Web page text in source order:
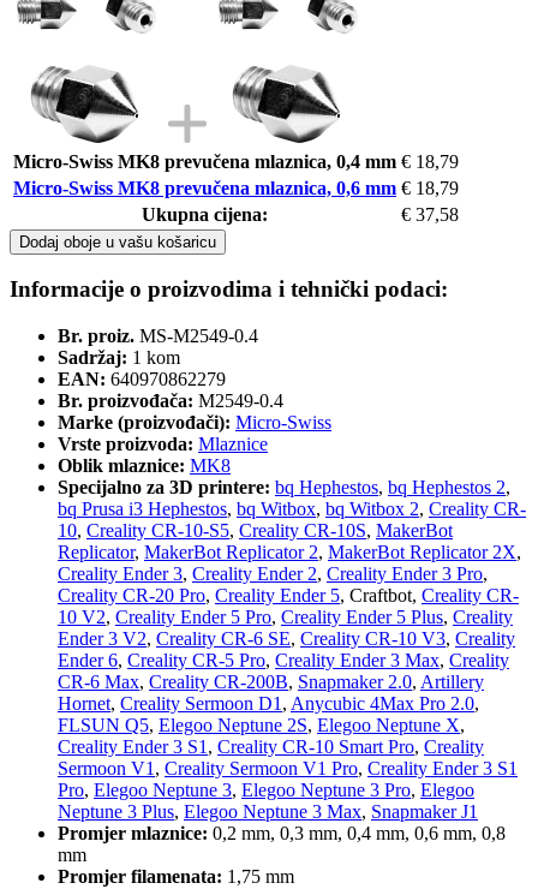
Micro-Swiss MK8 prevučena mlaznica, 0,4 mm € 18,79
Micro-Swiss MK8 prevučena mlaznica, 0,6 mm € 18,79
Ukupna cijena:
€ 37,58
Dodaj oboje u vašu košaricu
Informacije o proizvodima i tehnički podaci:
Br. proiz. MS-M2549-0.4
Sadržaj: 1 kom
EAN: 640970862279
Br. proizvođača: M2549-0.4
Marke (proizvođači): Micro-Swiss
Vrste proizvoda: Mlaznice
Oblik mlaznice: MK8
Specijalno za 3D printere: bq Hephestos, bq Hephestos 2,
bq Prusa i3 Hephestos, bq Witbox, bq Witbox 2, Creality CR-
10, Creality CR-10-S5, Creality CR-10S, MakerBot
Replicator, MakerBot Replicator 2, MakerBot Replicator 2X,
Creality Ender 3, Creality Ender 2, Creality Ender 3 Pro,
Creality CR-20 Pro, Creality Ender 5, Craftbot, Creality CR-
10 V2, Creality Ender 5 Pro, Creality Ender 5 Plus, Creality
Ender 3 V2, Creality CR-6 SE, Creality CR-10 V3, Creality
Ender 6, Creality CR-5 Pro, Creality Ender 3 Max, Creality
CR-6 Max, Creality CR-200B, Snapmaker 2.0, Artillery
Hornet, Creality Sermoon D1 , Anycubic 4Max Pro 2.0,
FLSUN Q5, Elegoo Neptune 2S, Elegoo Neptune X,
Creality Ender 3 S1 , Creality CR-10 Smart Pro, Creality
Sermoon V1 , Creality Sermoon V1 Pro, Creality Ender 3 S1
Pro, Elegoo Neptune 3, Elegoo Neptune 3 Pro, Elegoo
Neptune 3 Plus, Elegoo Neptune 3 Max, Snapmaker J1
Promjer mlaznice: 0,2 mm, 0,3 mm, 0,4 mm, 0,6 mm, 0,8
mm
Promjer filamenata: 1,75 mm